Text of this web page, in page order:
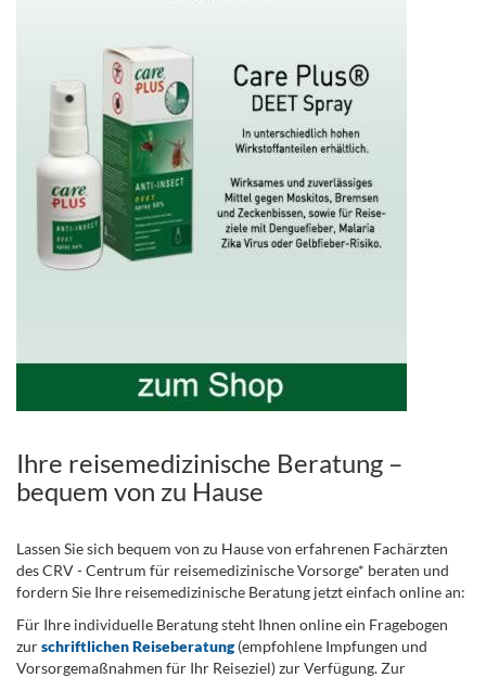
Ihre reisemedizinische Beratung –
bequem von zu Hause
Lassen Sie sich bequem von zu Hause von erfahrenen Fachärzten
des CRV - Centrum für reisemedizinische Vorsorge* beraten und
fordern Sie Ihre reisemedizinische Beratung jetzt einfach online an:
Für Ihre individuelle Beratung steht Ihnen online ein Fragebogen
zurschriftlichen Reiseberatung(empfohlene Impfungen und
Vorsorgemaßnahmen für Ihr Reiseziel) zur Verfügung. Zur